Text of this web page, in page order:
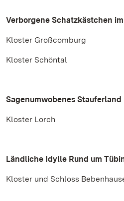
Verborgene Schatzkästchen
Kloster Großcomburg
Kloster Schöntal
Sagenumwobenes Stauferland
Kloster Lorch
Ländliche Idylle Rund um
Kloster und Schloss